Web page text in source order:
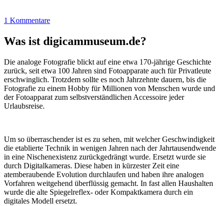
1 Kommentare
Was ist digicammuseum.de?
Die analoge Fotografie blickt auf eine etwa 170-jährige Geschichte
zurück, seit etwa 100 Jahren sind Fotoapparate auch für Privatleute
erschwinglich. Trotzdem sollte es noch Jahrzehnte dauern, bis die
Fotografie zu einem Hobby für Millionen von Menschen wurde und
der Fotoapparat zum selbstverständlichen Accessoire jeder
Urlaubsreise.
Um so überraschender ist es zu sehen, mit welcher Geschwindigkeit
die etablierte Technik in wenigen Jahren nach der Jahrtausendwende
in eine Nischenexistenz zurückgedrängt wurde. Ersetzt wurde sie
durch Digitalkameras. Diese haben in kürzester Zeit eine
atemberaubende Evolution durchlaufen und haben ihre analogen
Vorfahren weitgehend überflüssig gemacht. In fast allen Haushalten
wurde die alte Spiegelreflex- oder Kompaktkamera durch ein
digitales Modell ersetzt.